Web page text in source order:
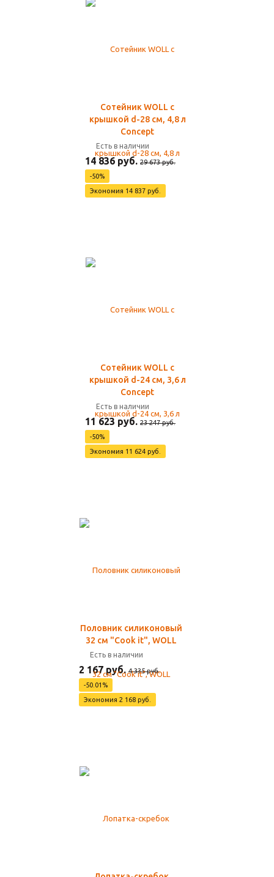
Сотейник WOLL с
крышкой d-28 см, 4,8 л
Concept
Есть в наличии
14 836 руб. 29 673 руб.
-50%
Экономия 14 837 руб.
Сотейник WOLL с
крышкой d-24 см, 3,6 л
Concept
Есть в наличии
11 623 руб. 23 247 руб.
-50%
Экономия 11 624 руб.
Половник силиконовый
32 см "Cook it", WOLL
Есть в наличии
2 167 руб. 4 335 руб.
-50.01%
Экономия 2 168 руб.